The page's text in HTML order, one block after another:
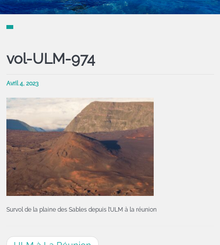
vol-ULM-974
Avril 4, 2023
Survol de la plaine des Sables depuis l’ULM à la réunion